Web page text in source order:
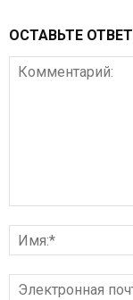
ОСТАВЬТЕ ОТВЕТ